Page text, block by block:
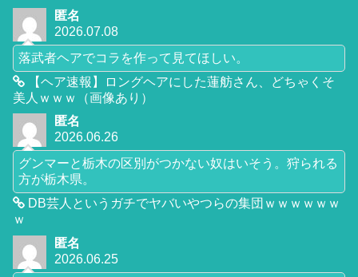
匿名
2026.07.08
落武者ヘアでコラを作って見てほしい。
【ヘア速報】ロングヘアにした蓮舫さん、どちゃくそ
美人ｗｗｗ（画像あり）
匿名
2026.06.26
グンマーと栃木の区別がつかない奴はいそう。狩られる
方が栃木県。
DB芸人というガチでヤバいやつらの集団ｗｗｗｗｗｗ
ｗ
匿名
2026.06.25